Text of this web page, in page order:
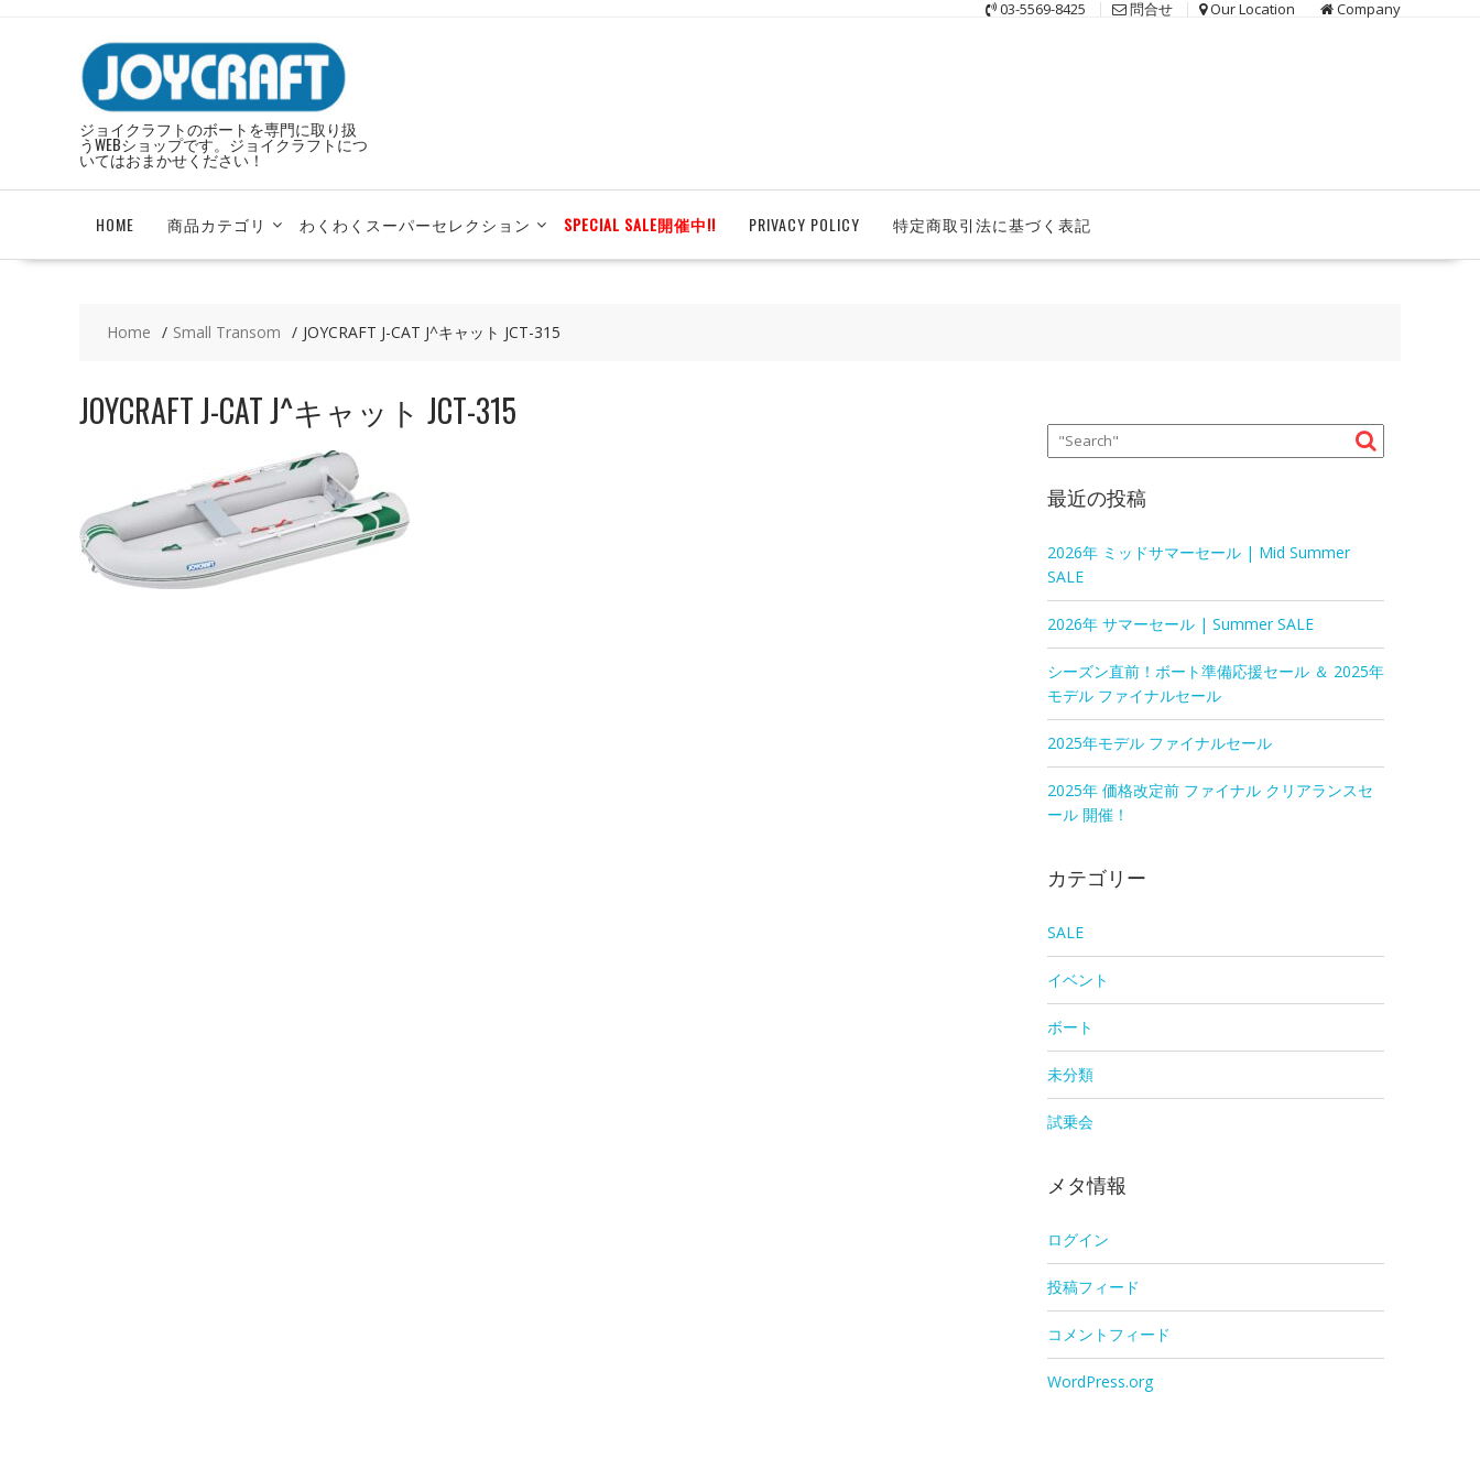
03-5569-8425 問合せ Our Location Company
ジョイクラフトのボートを専門に取り扱
うWEBショップです。ジョイクラフトにつ
いてはおまかせください！
HOME 商品カテゴリ わくわくスーパーセレクション SPECIAL SALE開催中!! PRIVACY POLICY 特定商取引法に基づく表記
Home Small Transom JOYCRAFT J-CAT J^キャット JCT-315
JOYCRAFT J-CAT J^キャット JCT-315
最近の投稿
2026年 ミッドサマーセール | Mid Summer
SALE
2026年 サマーセール | Summer SALE
シーズン直前！ボート準備応援セール ＆ 2025年
モデル ファイナルセール
2025年モデル ファイナルセール
2025年 価格改定前 ファイナル クリアランスセ
ール 開催！
カテゴリー
SALE
イベント
ボート
未分類
試乗会
メタ情報
ログイン
投稿フィード
コメントフィード
WordPress.org